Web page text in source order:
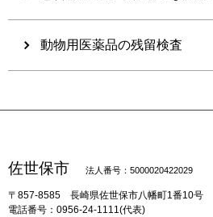
動物用医薬品の残留検査
佐世保市 法人番号：5000020422029
〒857-8585 長崎県佐世保市八幡町1番10号
電話番号：0956-24-1111(代表)